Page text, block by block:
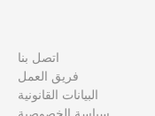
اتصل بنا
فريق العمل
البيانات القانونية